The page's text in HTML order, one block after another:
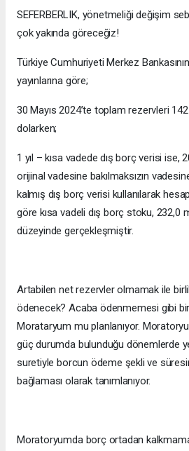
SEFERBERLIK, yönetmeliği değişim
çok yakında göreceğiz!
Türkiye Cumhuriyeti Merkez
yayınlarına göre;
30 Mayıs 2024’te toplam rezervleri
dolarken;
1 yıl – kısa vadede dış borç verisi ise,
orijinal vadesine bakılmaksızın
kalmış dış borç verisi kullanılarak
göre kısa vadeli dış borç stoku, 232,0
düzeyinde gerçekleşmiştir.
Artabilen net rezervler olmamak ile
ödenecek? Acaba ödenmemesi gibi
Morataryum mu planlanıyor.
güç durumda bulunduğu dönemlerde
suretiyle borcun ödeme şekli ve
bağlaması olarak tanımlanıyor.
Moratoryumda borç ortadan